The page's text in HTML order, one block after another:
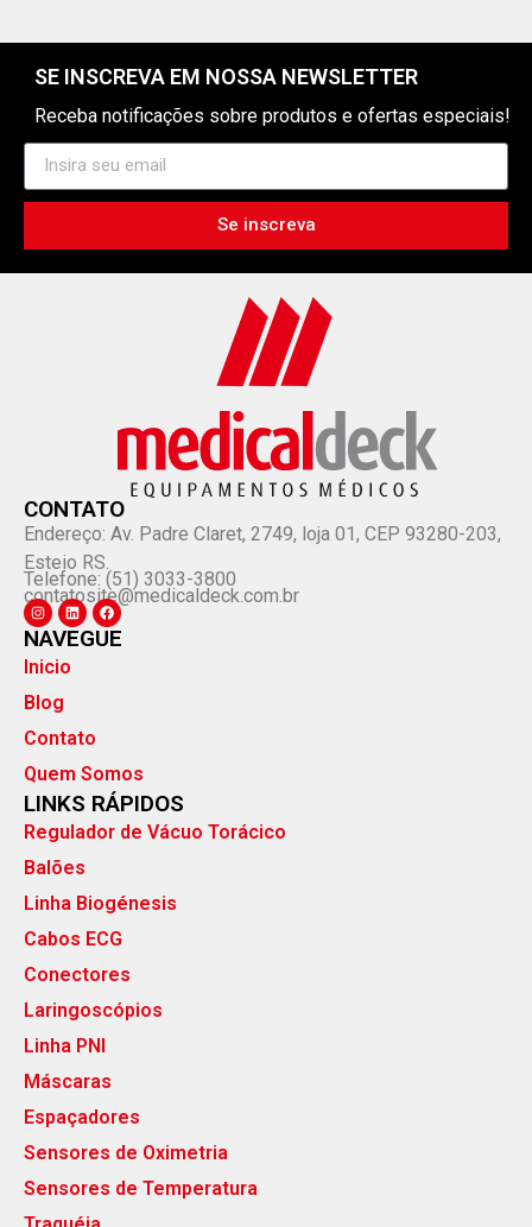
SE INSCREVA EM NOSSA NEWSLETTER
Receba notificações sobre produtos e ofertas especiais!
Se inscreva
CONTATO
Endereço: Av. Padre Claret, 2749, loja 01, CEP 93280-203,
Esteio RS.
Telefone: (51) 3033-3800
contatosite@medicaldeck.com.br
NAVEGUE
Inicio
Blog
Contato
Quem Somos
LINKS RÁPIDOS
Regulador de Vácuo Torácico
Balões
Linha Biogénesis
Cabos ECG
Conectores
Laringoscópios
Linha PNI
Máscaras
Espaçadores
Sensores de Oximetria
Sensores de Temperatura